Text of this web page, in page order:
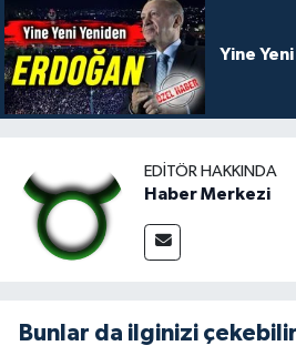
Yine
EDITÖR HAKKINDA
Haber Merkezi
Bunlar da ilginizi çekebilir